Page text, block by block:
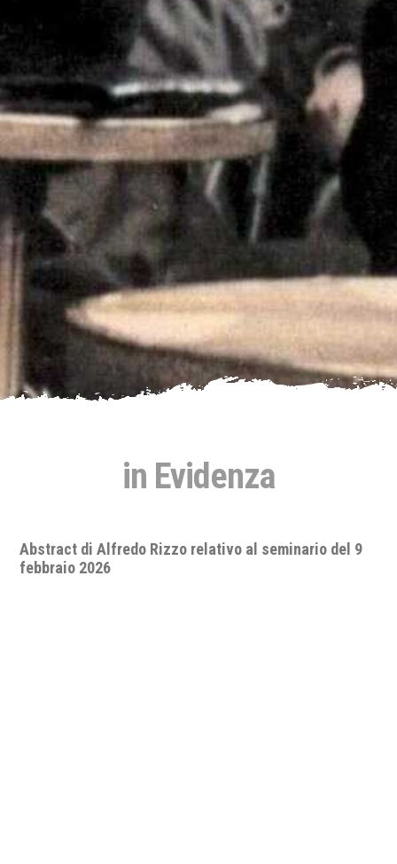
in Evidenza
Abstract di Alfredo Rizzo relativo al seminario del 9
febbraio 2026